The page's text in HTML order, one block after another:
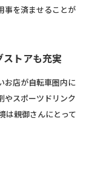
事を済ませることが
トアも充実
お店が自転車圏内に
やスポーツドリンク
は親御さんにとって